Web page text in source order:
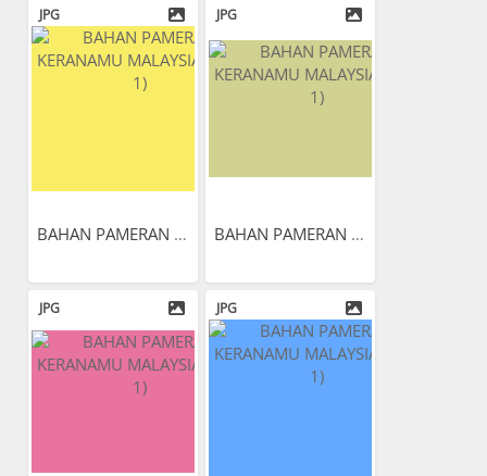
JPG
BAHAN PAMERAN KERANAMU...
JPG
BAHAN PAMERAN KERANAMU...
JPG JPG